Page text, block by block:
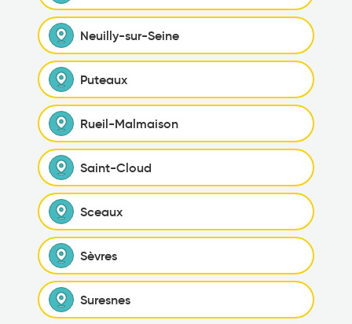
Neuilly-sur-Seine
Puteaux
Rueil-Malmaison
Saint-Cloud
Sceaux
Sèvres
Suresnes